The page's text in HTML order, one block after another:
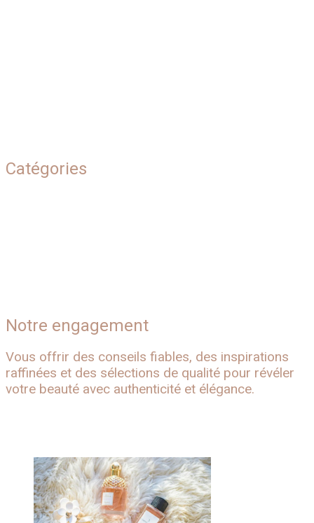
Catégories
Notre engagement
Vous offrir des conseils fiables, des inspirations
raffinées et des sélections de qualité pour révéler
votre beauté avec authenticité et élégance.